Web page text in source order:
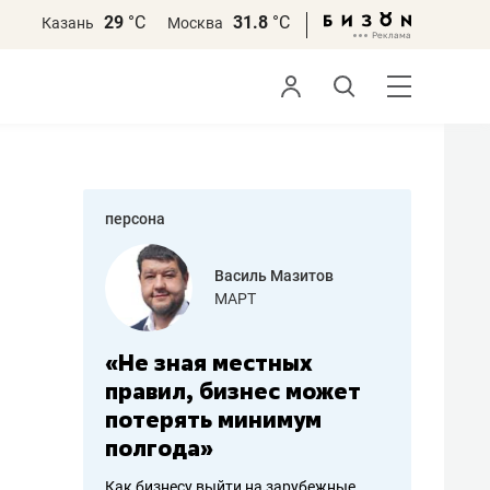
Казань 29 °С Москва 31.8 °С
персона
работа
Василь Мазитов
МАРТ
«Не зная местных
правил, бизнес может
потерять минимум
полгода»